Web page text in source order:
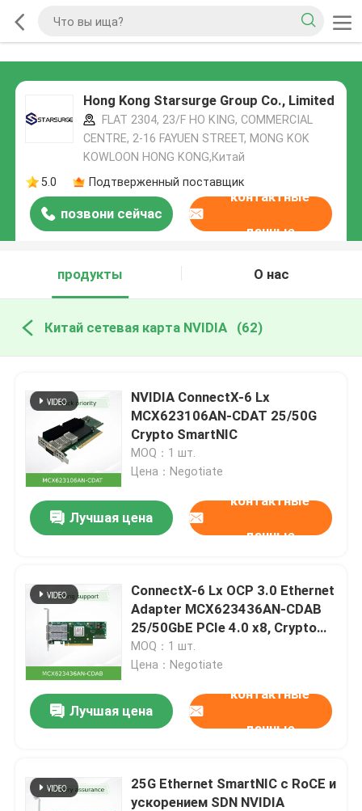
Hong Kong Starsurge Group Co., Limited
FLAT 2304, 23/F HO KING, COMMERCIAL
CENTRE, 2-16 FAYUEN STREET, MONG KOK
KOWLOON HONG KONG,Китай
5.0
Подтверженный поставщик
позвони сейчас
контактные
данные
продукты О нас
Китай сетевая карта NVIDIA (62)
NVIDIA ConnectX-6 Lx
MCX623106AN-CDAT 25/50G
Crypto SmartNIC
MOQ：1 шт.
Цена：Negotiate
Лучшая цена
контактные
данные
ConnectX-6 Lx OCP 3.0 Ethernet
Adapter MCX623436AN-CDAB
25/50GbE PCIe 4.0 x8, Crypto
Root-of-Trust
MOQ：1 шт.
Цена：Negotiate
Лучшая цена
контактные
данные
25G Ethernet SmartNIC с RoCE и
ускорением SDN NVIDIA